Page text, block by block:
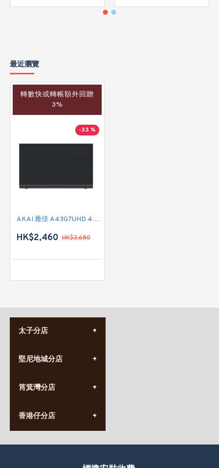
最近瀏覽
轉數快或轉帳額外回贈
3%
-33 %
AKAI 雅佳 A43G7UHD 43吋 4K SMART TV
HK$2,460 HK$3,680
太子分店
營業時間:
九龍太子太子道西141號
堅尼地城分店
營業時間:
香港堅尼地城卑路乍街
(堅尼地城地鐵站B出口)
筲箕灣分店
營業時間:
(10:00am-20:30pm)
香港仔分店
營業時間: